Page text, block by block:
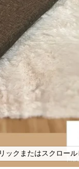
ックまたはスクロー